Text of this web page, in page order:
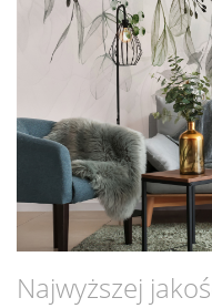
Najwyższej